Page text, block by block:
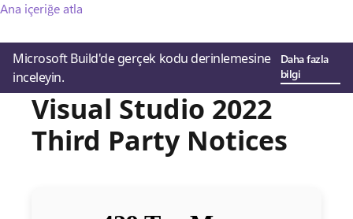
Ana içeriğe atla
Microsoft Build'de gerçek kodu derinlemesine
inceleyin.
Daha fazla
bilgi
Visual Studio 2022
Third Party Notices